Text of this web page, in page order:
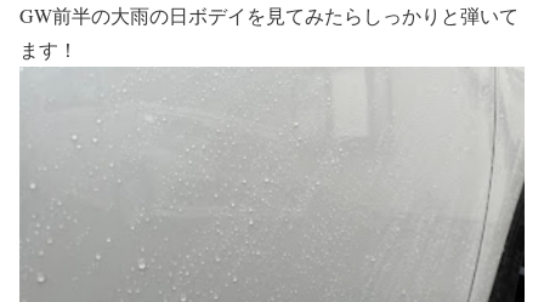
GW前半の大雨の日ボデイを見てみたらしっかりと弾いて
ます！